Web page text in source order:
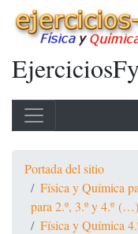
Portada del sitio
Física y Química
para 2.º, 3.º y 4.º (…)
Física y Química